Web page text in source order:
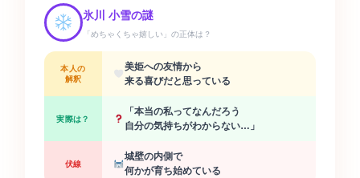
氷川 小雪の謎
「めちゃくちゃ嬉しい」の正体は？
本人の
解釈
美姫への友情から
来る喜びだと思っている
実際は？
「本当の私ってなんだろう
自分の気持ちがわからない…」
伏線
城壁の内側で
何かが育ち始めている